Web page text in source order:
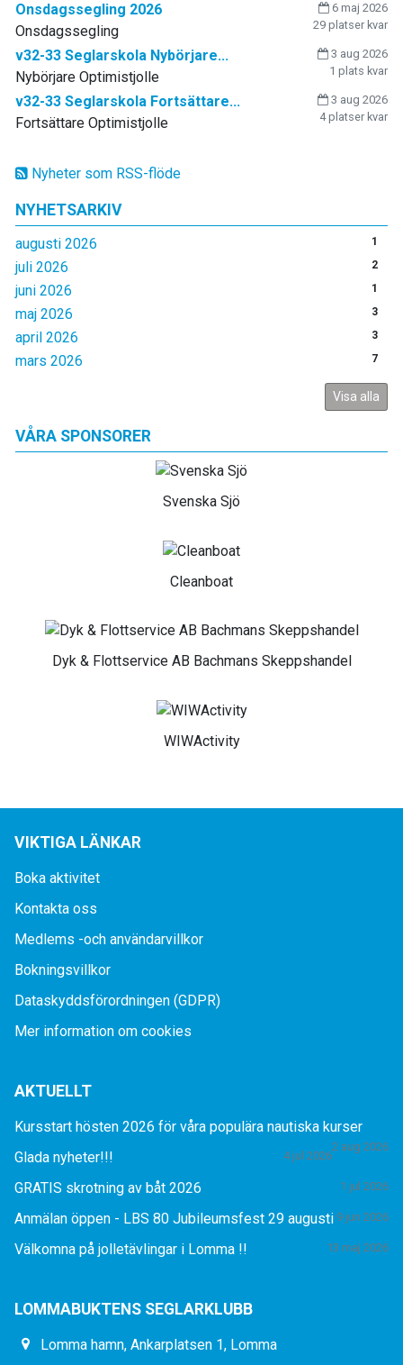
Nyheter som RSS-flöde
NYHETSARKIV
augusti 2026 1
juli 2026 2
juni 2026 1
maj 2026 3
april 2026 3
mars 2026 7
Visa alla
Onsdagssegling 2026
6 maj 2026
29 platser kvar
Onsdagssegling
v32-33 Seglarskola Nybörjare...
3 aug 2026
1 plats kvar
Nybörjare Optimistjolle
v32-33 Seglarskola Fortsättare...
3 aug 2026
4 platser kvar
Fortsättare Optimistjolle
VÅRA SPONSORER
Svenska Sjö
Cleanboat
Dyk & Flottservice AB Bachmans Skeppshandel
WIWActivity
VIKTIGA LÄNKAR
Boka aktivitet
Kontakta oss
Medlems -och användarvillkor
Bokningsvillkor
Dataskyddsförordningen (GDPR)
Mer information om cookies
AKTUELLT
Kursstart hösten 2026 för våra populära nautiska kurser
2 aug 2026
Glada nyheter!!! 4 jul 2026
GRATIS skrotning av båt 2026 1 jul 2026
Anmälan öppen - LBS 80 Jubileumsfest 29 augusti 9 jun 2026
Välkomna på jolletävlingar i Lomma !! 13 maj 2026
LOMMABUKTENS SEGLARKLUBB
Lomma hamn, Ankarplatsen 1, Lomma